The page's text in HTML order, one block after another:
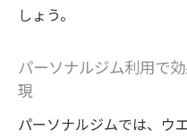
ーニング法
アップ術
しょう。
パーソナルジム利用で
現
パーソナルジムでは、ウ